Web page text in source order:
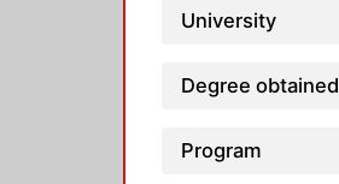
University
Degree obtained
Program